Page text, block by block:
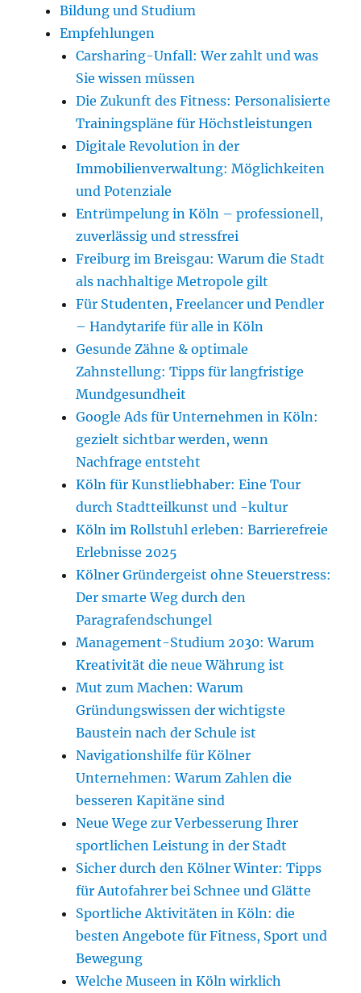
Bildung und Studium
Empfehlungen
Carsharing-Unfall: Wer zahlt und was
Sie wissen müssen
Die Zukunft des Fitness: Personalisierte
Trainingspläne für Höchstleistungen
Digitale Revolution in der
Immobilienverwaltung: Möglichkeiten
und Potenziale
Entrümpelung in Köln – professionell,
zuverlässig und stressfrei
Freiburg im Breisgau: Warum die Stadt
als nachhaltige Metropole gilt
Für Studenten, Freelancer und Pendler
– Handytarife für alle in Köln
Gesunde Zähne & optimale
Zahnstellung: Tipps für langfristige
Mundgesundheit
Google Ads für Unternehmen in Köln:
gezielt sichtbar werden, wenn
Nachfrage entsteht
Köln für Kunstliebhaber: Eine Tour
durch Stadtteilkunst und -kultur
Köln im Rollstuhl erleben: Barrierefreie
Erlebnisse 2025
Kölner Gründergeist ohne Steuerstress:
Der smarte Weg durch den
Paragrafendschungel
Management-Studium 2030: Warum
Kreativität die neue Währung ist
Mut zum Machen: Warum
Gründungswissen der wichtigste
Baustein nach der Schule ist
Navigationshilfe für Kölner
Unternehmen: Warum Zahlen die
besseren Kapitäne sind
Neue Wege zur Verbesserung Ihrer
sportlichen Leistung in der Stadt
Sicher durch den Kölner Winter: Tipps
für Autofahrer bei Schnee und Glätte
Sportliche Aktivitäten in Köln: die
besten Angebote für Fitness, Sport und
Bewegung
Welche Museen in Köln wirklich